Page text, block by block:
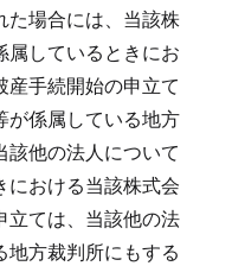
た場合には、当該株
属しているときにお
産手続開始の申立て
が係属している地方
他の法人について
における当該株式会
立ては、当該他の法
地方裁判所にもする